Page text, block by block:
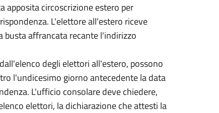
apposita circoscrizione estero per
L'elettore all'estero riceve
affrancata recante l'indirizzo
degli elettori all'estero, possono
l'undicesimo giorno antecedente la data
L'ufficio consolare deve chiedere,
elettori, la dichiarazione che attesti la